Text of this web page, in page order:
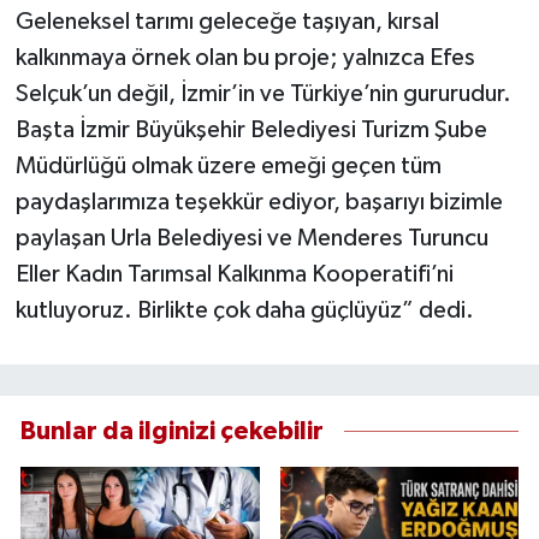
Geleneksel tarımı geleceğe taşıyan, kırsal
kalkınmaya örnek olan bu proje; yalnızca Efes
Selçuk’un değil, İzmir’in ve Türkiye’nin gururudur.
Başta İzmir Büyükşehir Belediyesi Turizm Şube
Müdürlüğü olmak üzere emeği geçen tüm
paydaşlarımıza teşekkür ediyor, başarıyı bizimle
paylaşan Urla Belediyesi ve Menderes Turuncu
Eller Kadın Tarımsal Kalkınma Kooperatifi’ni
kutluyoruz. Birlikte çok daha güçlüyüz” dedi.
Bunlar da ilginizi çekebilir